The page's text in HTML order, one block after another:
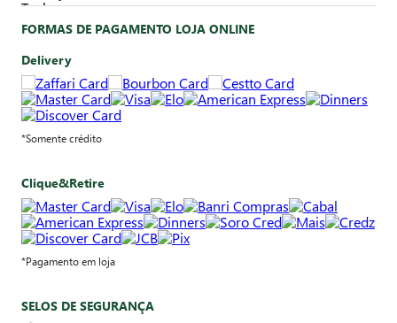
FORMAS DE PAGAMENTO LOJA ONLINE
Delivery
*Somente crédito
Clique&Retire
*Pagamento em loja
SELOS DE SEGURANÇA